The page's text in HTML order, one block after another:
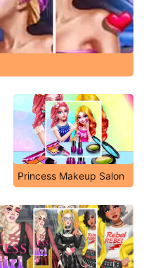
Princess Makeup Salon